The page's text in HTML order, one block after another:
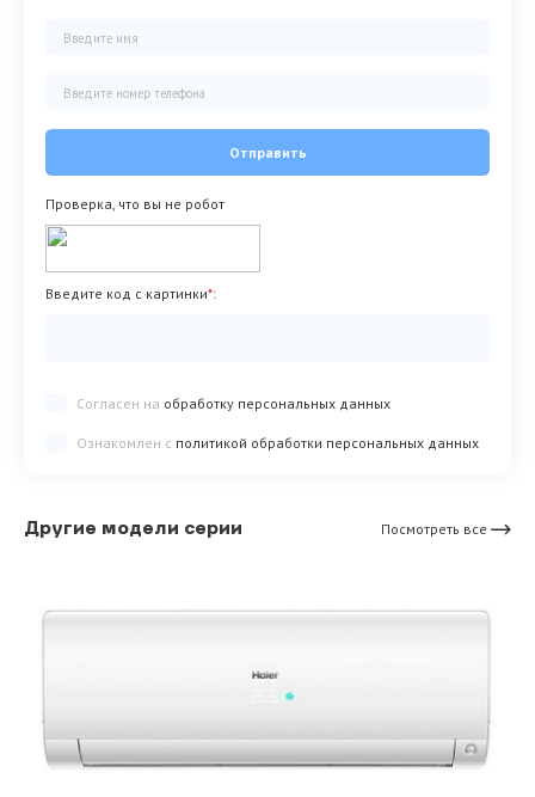
Отправить
Проверка, что вы не робот
Введите код с картинки*:
Согласен на обработку персональных данных
Ознакомлен с политикой обработки персональных данных
Другие модели серии Посмотреть все